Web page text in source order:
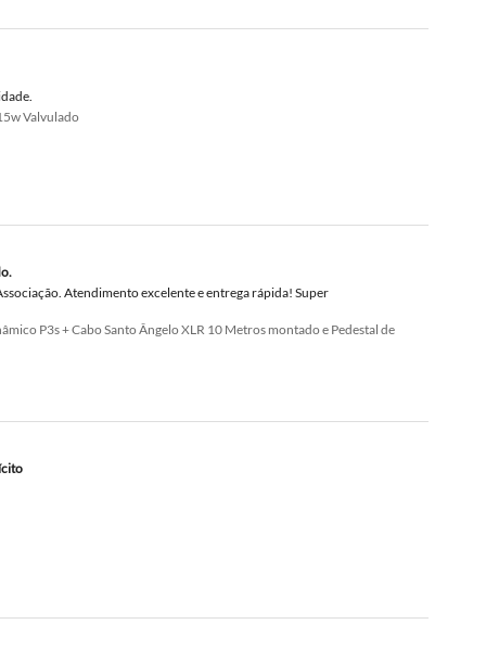
Valvulado
Atendimento excelente e entrega rápida! Super
P3s + Cabo Santo Ângelo XLR 10 Metros montado e Pedestal de